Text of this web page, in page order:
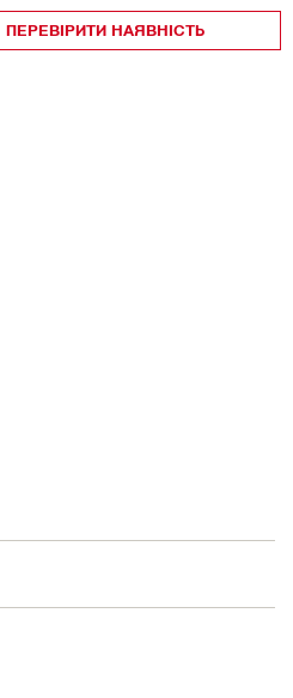
ПЕРЕВІРИТИ НАЯВНІСТЬ